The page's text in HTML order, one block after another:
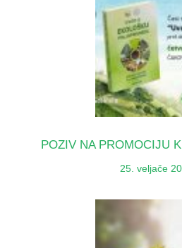
POZIV NA PROMOCIJU
25. veljače